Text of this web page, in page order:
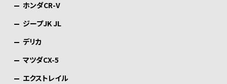
ホンダCR-V
ジープJK JL
デリカ
マツダCX-5
エクストレイル